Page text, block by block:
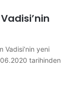
Vadisi’nin yeni
tarihinden